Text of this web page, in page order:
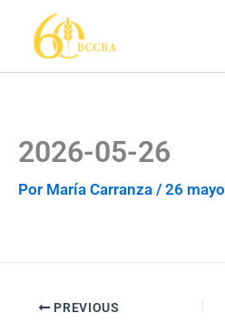
contenido
2026-05-26
Por María Carranza / 26
PREVIOUS